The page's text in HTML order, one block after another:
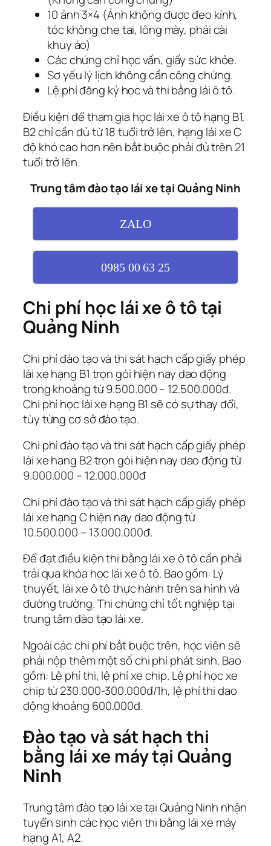
10 ảnh 3×4 (Ảnh không được đeo kính,
tóc không che tai, lông mày, phải cài
khuy áo)
Các chứng chỉ học vấn, giấy sức khỏe.
Sơ yếu lý lịch không cần công chứng.
Lệ phí đăng ký học và thi bằng lái ô tô.
Điều kiện để tham gia học lái xe ô tô hạng B1,
B2 chỉ cần đủ từ 18 tuổi trở lên, hạng lái xe C
độ khó cao hơn nên bắt buộc phải đủ trên 21
tuổi trở lên.
Trung tâm đào tạo lái xe tại Quảng Ninh
ZALO
0985 00 63 25
Chi phí học lái xe ô tô tại
Quảng Ninh
Chi phí đào tạo và thi sát hạch cấp giấy phép
lái xe hạng B1 trọn gói hiện nay dao động
trong khoảng từ 9.500.000 – 12.500.000đ.
Chi phí học lái xe hạng B1 sẽ có sự thay đổi,
tùy từng cơ sở đào tạo.
Chi phí đào tạo và thi sát hạch cấp giấy phép
lái xe hạng B2 trọn gói hiện nay dao động từ
9.000.000 – 12.000.000đ
Chi phí đào tạo và thi sát hạch cấp giấy phép
lái xe hạng C hiện nay dao động từ
10.500.000 – 13.000.000đ.
Để đạt điều kiện thi bằng lái xe ô tô cần phải
trải qua khóa học lái xe ô tô. Bao gồm: Lý
thuyết, lái xe ô tô thực hành trên sa hình và
đường trường. Thi chứng chỉ tốt nghiệp tại
trung tâm đào tạo lái xe.
Ngoài các chi phí bắt buộc trên, học viên sẽ
phải nộp thêm một số chi phí phát sinh. Bao
gồm: Lệ phí thi, lệ phí xe chip. Lệ phí học xe
chip từ 230.000-300.000đ/1h, lệ phí thi dao
động khoảng 600.000đ.
Đào tạo và sát hạch thi
bằng lái xe máy tại Quảng
Ninh
Trung tâm đào tạo lái xe tại Quảng Ninh nhận
tuyển sinh các học viên thi bằng lái xe máy
hạng A1, A2.